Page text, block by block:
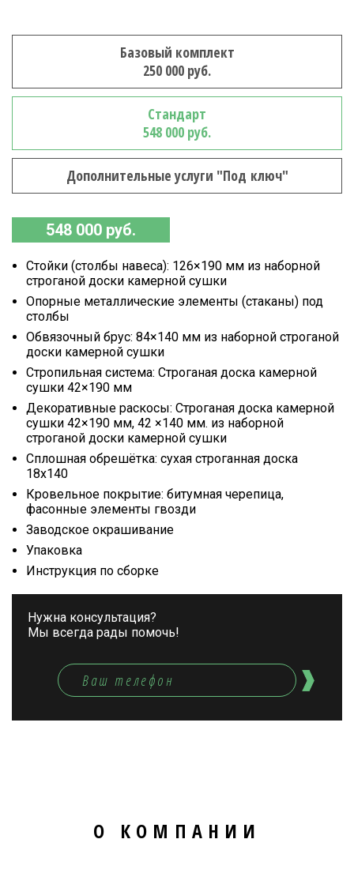
Базовый комплект
250 000 руб.
Стандарт
548 000 руб.
Дополнительные услуги "Под ключ"
548 000 руб.
Стойки (столбы навеса): 126×190 мм из наборной
строганой доски камерной сушки
Опорные металлические элементы (стаканы) под
столбы
Обвязочный брус: 84×140 мм из наборной строганой
доски камерной сушки
Стропильная система: Строганая доска камерной
сушки 42×190 мм
Декоративные раскосы: Строганая доска камерной
сушки 42×190 мм, 42 ×140 мм. из наборной
строганой доски камерной сушки
Сплошная обрешётка: сухая строганная доска
18х140
Кровельное покрытие: битумная черепица,
фасонные элементы гвозди
Заводское окрашивание
Упаковка
Инструкция по сборке
Нужна консультация?
Мы всегда рады помочь!
О КОМПАНИИ